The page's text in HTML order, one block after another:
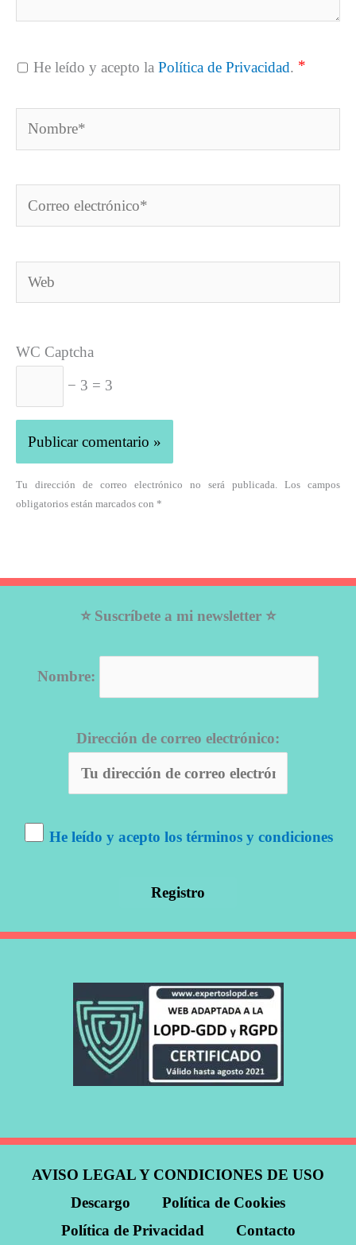
He leído y acepto la Política de Privacidad. *
Nombre*
Correo
electrónico*
Web
WC Captcha
− 3 = 3
Tu dirección de correo electrónico no será publicada. Los campos
obligatorios están marcados con *
⭐ Suscríbete a mi newsletter ⭐
Nombre:
Dirección de correo electrónico:
He leído y acepto los términos y condiciones
AVISO LEGAL Y CONDICIONES DE USO
Descargo
Política de Cookies
Política de Privacidad
Contacto